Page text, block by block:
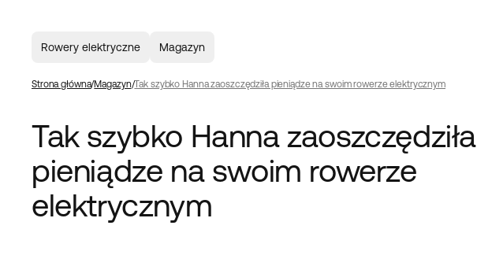
Rowery elektryczne Magazyn
Strona główna Magazyn Tak szybko Hanna zaoszczędziła pieniądze na swoim rowerze elektrycznym
Tak szybko Hanna zaoszczędziła
pieniądze na swoim rowerze
elektrycznym